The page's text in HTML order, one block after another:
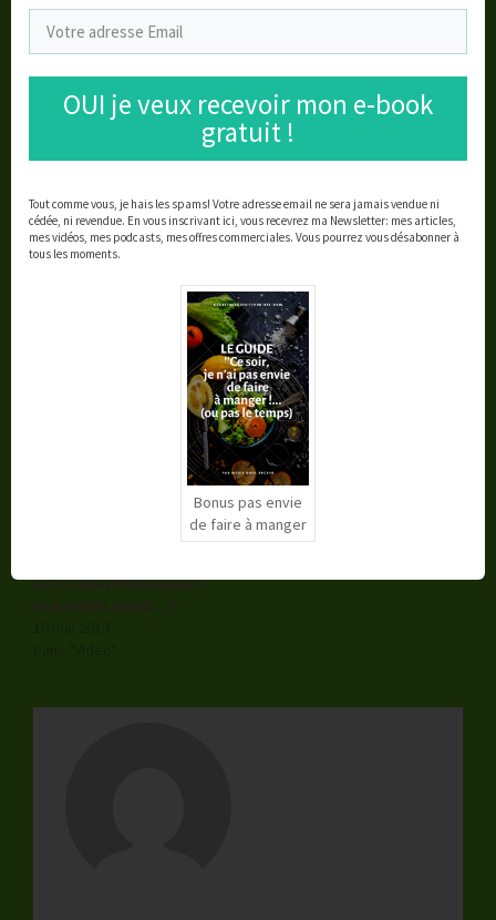
Recevez le Bonus!
Similaire
Oui ces 3 livres ont changé
ma vie
24 juillet 2019
Dans "Rien à voir avec la
choucroute"
Est-ce que j’empoisonne
OUI je veux recevoir mon e-book
gratuit !
Tout comme vous, je hais les spams! Votre adresse email ne sera jamais vendue ni
cédée, ni revendue. En vous inscrivant ici, vous recevrez ma Newsletter: mes articles,
mes vidéos, mes podcasts, mes offres commerciales. Vous pourrez vous désabonner à
tous les moments.
Bonus pas envie
de faire à manger